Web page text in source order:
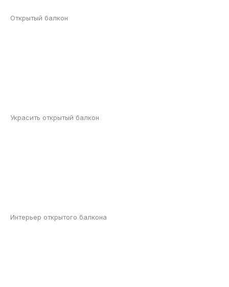
Открытый балкон
Украсить открытый балкон
Интерьер открытого балкона